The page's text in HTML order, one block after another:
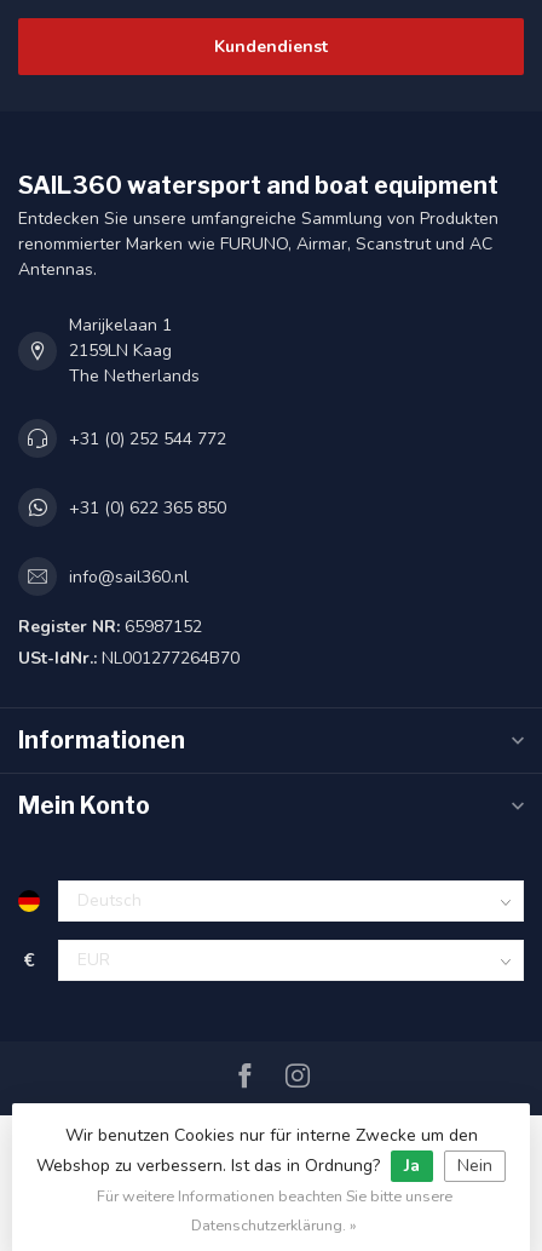
Kundendienst
SAIL360 watersport and boat equipment
Entdecken Sie unsere umfangreiche Sammlung von Produkten
renommierter Marken wie FURUNO, Airmar, Scanstrut und AC
Antennas.
Marijkelaan 1
2159LN Kaag
The Netherlands
+31 (0) 252 544 772
+31 (0) 622 365 850
info@sail360.nl
Register NR: 65987152
USt-IdNr.: NL001277264B70
Informationen
Mein Konto
€
© Copyright 2026 SAIL360 watersport and boat equipment
Wir benutzen Cookies nur für interne Zwecke um den
Webshop zu verbessern. Ist das in Ordnung?
Ja Nein
Für weitere Informationen beachten Sie bitte unsere
Datenschutzerklärung. »